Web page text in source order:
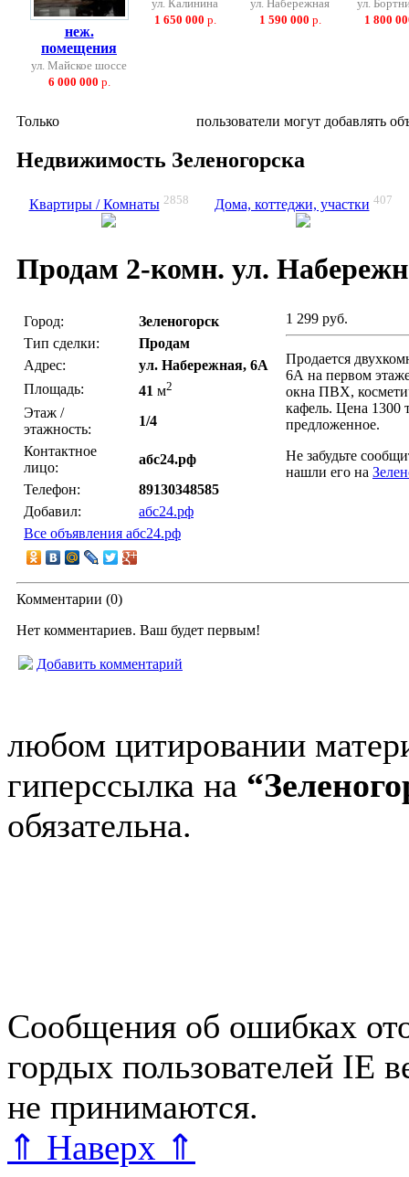
неж.
помещения
ул. Майское шоссе
6 000 000 р.
ул. Калинина
1 650 000 р.
ул. Набережная
1 590 000 р.
ул.
1 800
Только пользователи могут добавлять
Недвижимость Зеленогорска
Квартиры / Комнаты 2858 Дома, коттеджи, участки 407
Продам 2-комн. ул.
Город:
Зеленогорск
Тип сделки:
Продам
Адрес:
ул. Набережная, 6А
Площадь:
41 м2
Этаж /
этажность:
1/4
Контактное
лицо:
абс24.рф
Телефон:
89130348585
Добавил:
абс24.рф
Все объявления абс24.рф
1 299 руб.
Продается
6А на первом
окна ПВХ,
кафель. Цена 1300
предложенное.
Не забудьте
нашли его на
Комментарии (0)
Нет комментариев. Ваш будет первым!
Добавить комментарий
любом цитировании
гиперссылка на
обязательна.
Сообщения об ошибках
гордых пользователей IE
не принимаются.
⇑ Наверх ⇑